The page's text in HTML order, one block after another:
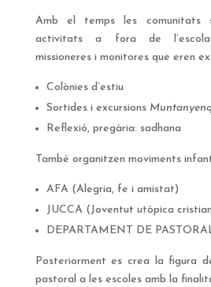
Amb el temps les comunitats
activitats a fora de
missioneres i monitores que eren
Colònies d’estiu
Sortides i excursions
Reflexió, pregària: sadhana
També organitzen moviments
AFA (Alegria, fe i amistat)
JUCCA (Joventut utòpica
DEPARTAMENT DE
Posteriorment es crea la figura
pastoral a les escoles amb la